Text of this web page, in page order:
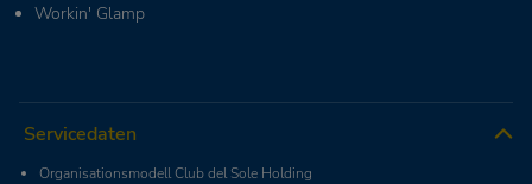
Workin' Glamp
Servicedaten
Organisationsmodell Club del Sole Holding